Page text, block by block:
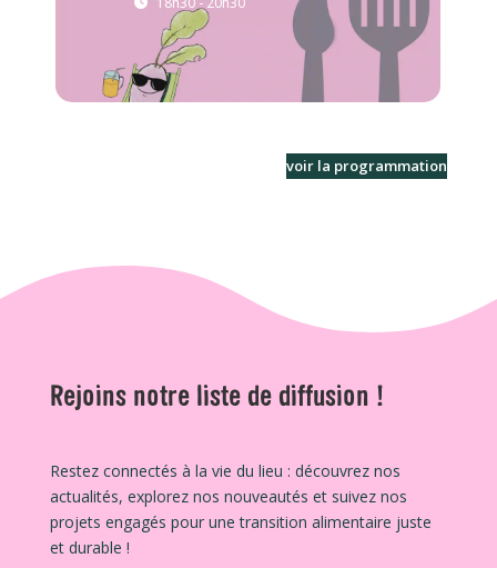
voir la programmation
Rejoins notre liste de diffusion !
Restez connectés à la vie du lieu : découvrez nos
actualités, explorez nos nouveautés et suivez nos
projets engagés pour une transition alimentaire juste
et durable !